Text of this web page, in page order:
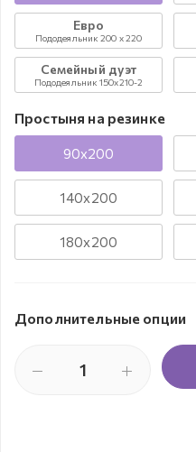
Евро
Пододеяльник 200 x 220
Семейный дуэт
Пододеяльник 150x210-2
Простыня на резинке
90х200
140х200
180х200
Дополнительные опции